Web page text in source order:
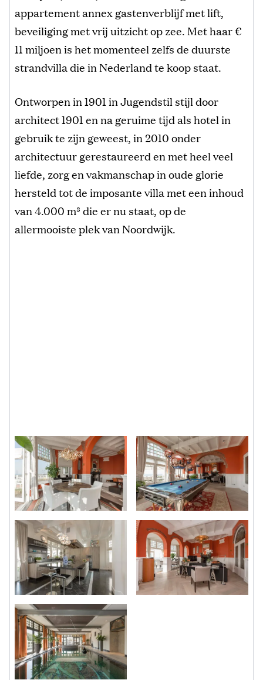
appartement annex gastenverblijf met lift,
beveiliging met vrij uitzicht op zee. Met haar €
11 miljoen is het momenteel zelfs de duurste
strandvilla die in Nederland te koop staat.
Ontworpen in 1901 in Jugendstil stijl door
architect 1901 en na geruime tijd als hotel in
gebruik te zijn geweest, in 2010 onder
architectuur gerestaureerd en met heel veel
liefde, zorg en vakmanschap in oude glorie
hersteld tot de imposante villa met een inhoud
van 4.000 m³ die er nu staat, op de
allermooiste plek van Noordwijk.